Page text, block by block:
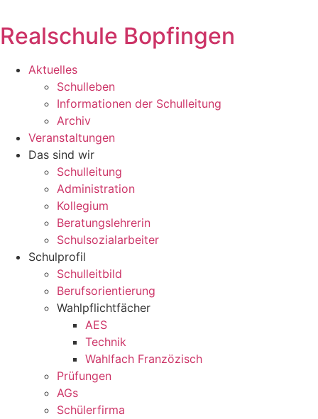
Inhalt
springen
Realschule Bopfingen
Aktuelles
Schulleben
Informationen der Schulleitung
Archiv
Veranstaltungen
Das sind wir
Schulleitung
Administration
Kollegium
Beratungslehrerin
Schulsozialarbeiter
Schulprofil
Schulleitbild
Berufsorientierung
Wahlpflichtfächer
AES
Technik
Wahlfach Franzözisch
Prüfungen
AGs
Schülerfirma